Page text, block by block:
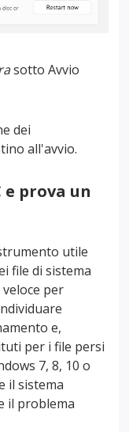
sotto Avvio
dei
all'avvio.
e prova un
utile
file di sistema
per
e,
per i file persi
7, 8, 10 o
il sistema
il problema